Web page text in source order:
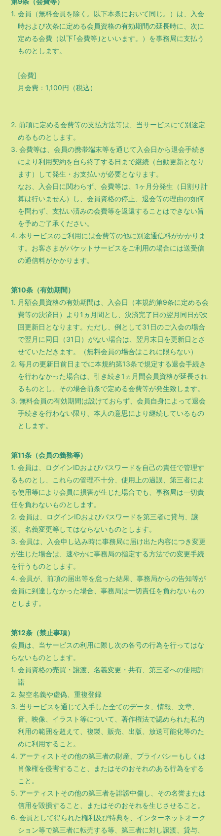
1. 会員（無料会員を除く。以下本条において同じ。）は、入会
時および次条に定める会員資格の有効期間の延長時に、次に
定める会費（以下｢会費等｣といいます。）を事務局に支払う
ものとします。
[会費]
月会費：1,100円（税込）
2. 前項に定める会費等の支払方法等は、当サービスにて別途定
めるものとします。
3. 会費等は、会員の携帯端末等を通じて入会日から退会手続き
により利用契約を自ら終了する日まで継続（自動更新となり
ます）して発生・お支払いが必要となります。
なお、入会日に関わらず、会費等は、1ヶ月分発生（日割り計
算は行いません）し、会員資格の停止、退会等の理由の如何
を問わず、支払い済みの会費等を返還することはできない旨
を予めご了承ください。
4. 本サービスのご利用には会費等の他に別途通信料がかかりま
す。お客さまがパケットサービスをご利用の場合には送受信
の通信料がかかります。
第10条（有効期間）
1. 月額会員資格の有効期間は、入会日（本規約第9条に定める会
費等の決済日）より1ヵ月間とし、決済完了日の翌月同日が次
回更新日となります。ただし、例として31日のご入会の場合
で翌月に同日（31日）がない場合は、翌月末日を更新日とさ
せていただきます。（無料会員の場合はこれに限らない）
2. 毎月の更新日前日までに本規約第13条で規定する退会手続き
を行わなかった場合は、引き続き1ヵ月間会員資格が延長され
るものとし、その場合前条で定める会費等が発生致します。
3. 無料会員の有効期間は設けておらず、会員自身によって退会
手続きを行わない限り、本人の意思により継続しているもの
とします。
第11条（会員の義務等）
1. 会員は、ログインIDおよびパスワードを自己の責任で管理す
るものとし、これらの管理不十分、使用上の過誤、第三者によ
る使用等により会員に損害が生じた場合でも、事務局は一切責
任を負わないものとします。
2. 会員は、ログインIDおよびパスワードを第三者に貸与、譲
渡、名義変更等してはならないものとします。
3. 会員は、入会申し込み時に事務局に届け出た内容につき変更
が生じた場合は、速やかに事務局の指定する方法での変更手続
を行うものとします。
4. 会員が、前項の届出等を怠った結果、事務局からの告知等が
会員に到達しなかった場合、事務局は一切責任を負わないもの
とします。
第12条（禁止事項）
会員は、当サービスの利用に際し次の各号の行為を行ってはな
らないものとします。
1. 会員資格の売買・譲渡、名義変更・共有、第三者への使用許
諾
2. 架空名義や虚偽、重複登録
3. 当サービスを通じて入手した全てのデータ、情報、文章、
音、映像、イラスト等について、著作権法で認められた私的
利用の範囲を超えて、複製、販売、出版、放送可能化等のた
めに利用すること。
4. アーティストその他の第三者の財産、プライバシーもしくは
肖像権を侵害すること、またはそのおそれのある行為をする
こと。
5. アーティストその他の第三者を誹謗中傷し、その名誉または
信用を毀損すること、またはそのおそれを生じさせること。
6. 会員として得られた権利及び特典を、インターネットオーク
ション等で第三者に転売する等、第三者に対し譲渡、貸与、